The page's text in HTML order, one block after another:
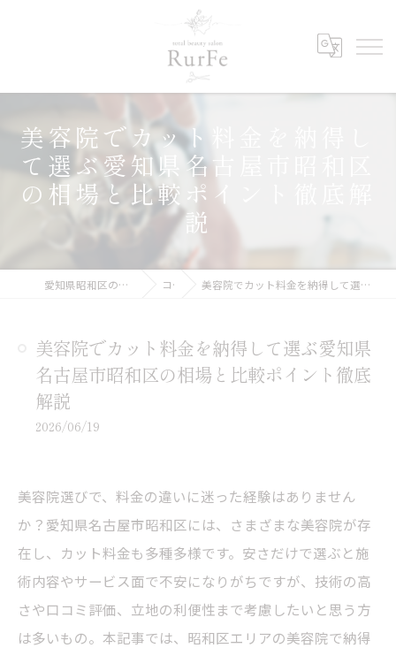
美容院でカット料金を納得し
て選ぶ愛知県名古屋市昭和区
の相場と比較ポイント徹底解
説
愛知県昭和区の美容院ならRurFe【ルルフェ】 コラム 美容院でカット料金を納得して選ぶ愛知県名古屋市昭和区の相場と比較ポイント徹底解説
美容院でカット料金を納得して選ぶ愛知県
名古屋市昭和区の相場と比較ポイント徹底
解説
2026/06/19
美容院選びで、料金の違いに迷った経験はありません
か？愛知県名古屋市昭和区には、さまざまな美容院が存
在し、カット料金も多種多様です。安さだけで選ぶと施
術内容やサービス面で不安になりがちですが、技術の高
さや口コミ評価、立地の利便性まで考慮したいと思う方
は多いもの。本記事では、昭和区エリアの美容院で納得